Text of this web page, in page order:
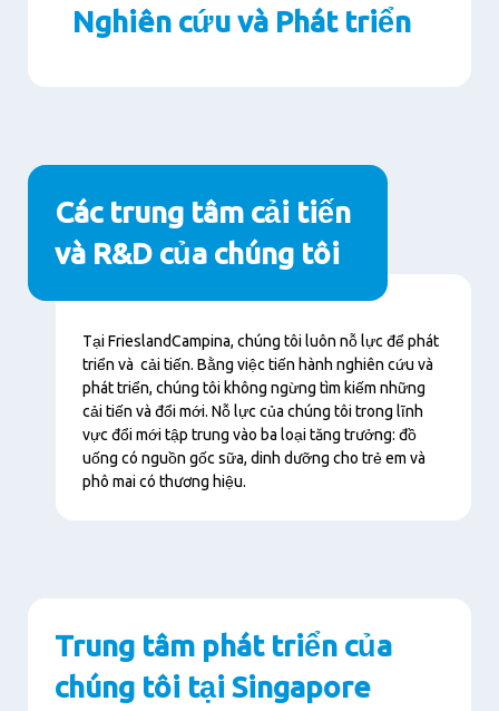
Nghiên cứu và Phát triển
Paragraphs
Các trung tâm cải tiến
và R&D của chúng tôi
Nội
dung
Tại FrieslandCampina, chúng tôi luôn nỗ lực để phát
triển và cải tiến. Bằng việc tiến hành nghiên cứu và
phát triển, chúng tôi không ngừng tìm kiếm những
cải tiến và đổi mới. Nỗ lực của chúng tôi trong lĩnh
vực đổi mới tập trung vào ba loại tăng trưởng: đồ
uống có nguồn gốc sữa, dinh dưỡng cho trẻ em và
phô mai có thương hiệu.
Trung tâm phát triển của
chúng tôi tại Singapore